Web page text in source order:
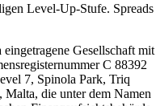
Level-Up-Stufe. Spreads
Gesellschaft mit
C 88392
7, Spinola Park, Triq
die unter dem Namen